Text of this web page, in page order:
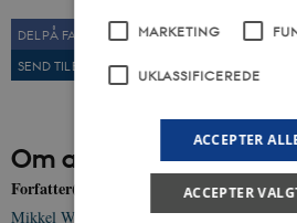
DEL PÅ FACEBOOK
DEL
SEND TIL EN VEN
Om artiklen
Forfatter(e)
Mikkel Weel Krammer-Haßler
MARKETING
UKLASSIFICEREDE
ACCEPTER
ACCEPTER